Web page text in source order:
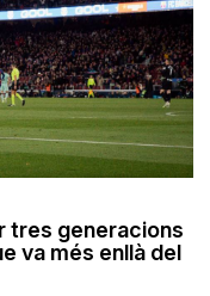
tres generacions
va més enllà del